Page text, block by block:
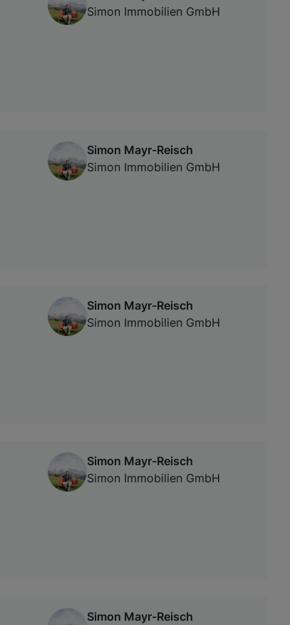
Simon Immobilien GmbH
Simon Mayr-Reisch
Simon Immobilien GmbH
Simon Mayr-Reisch
Simon Immobilien GmbH
Simon Mayr-Reisch
Simon Immobilien GmbH
Simon Mayr-Reisch